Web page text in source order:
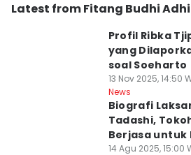
Latest from Fitang Budhi
Profil Ribka
yang
soal Soeharto
13 Nov 2025, 14:50
News
Biografi
Tadashi,
Berjasa untuk
14 Agu 2025, 15:00